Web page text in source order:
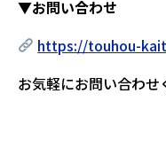
▼お問い合わせ
https://touhou-
お気軽にお問い合わせ